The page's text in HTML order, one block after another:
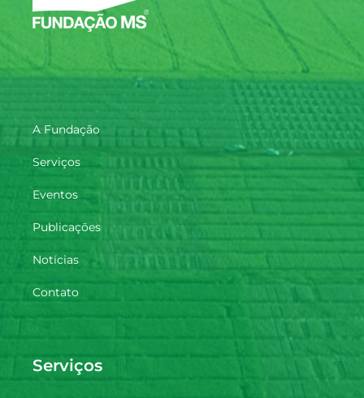
A Fundação
Serviços
Eventos
Publicações
Notícias
Contato
Serviços